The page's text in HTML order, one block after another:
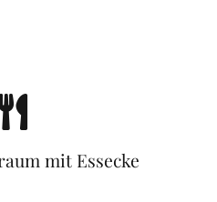
mit Essecke